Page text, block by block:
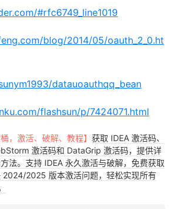
#rfc6749_line1019
blog/2014/05/oauth_2_0.ht
datauoauthqq_bean
flashsun/p/7424071.html
，激活、破解、教程】 获取 IDEA 激活码、
激活码和 DataGrip 激活码，提供详
法。支持 IDEA 永久激活与破解，免费获取
2024/2025 版本激活问题，轻松实现所有